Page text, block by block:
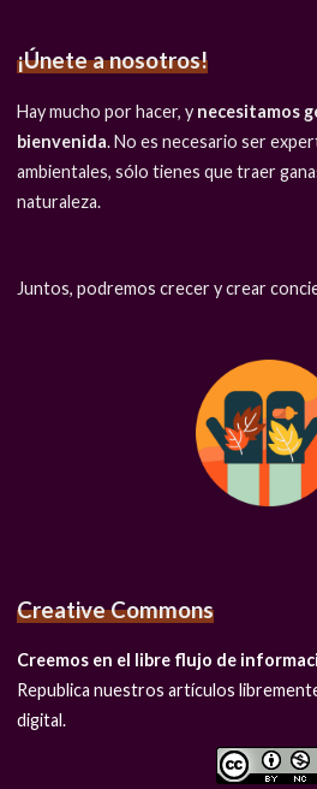
¡Únete a nosotros!
Hay mucho por hacer, y necesitamos
bienvenida. No es necesario ser
ambientales, sólo tienes que traer
naturaleza.
Juntos, podremos crecer y crear
Creative Commons
Creemos en el libre flujo de
Republica nuestros artículos
digital.